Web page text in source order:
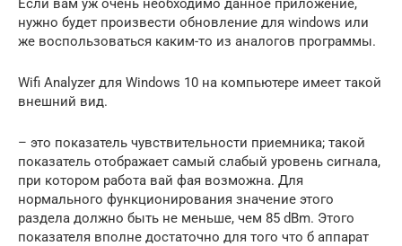
нужно будет произвести обновление для windows или
же воспользоваться каким-то из аналогов программы.
Wifi Analyzer для Windows 10 на компьютере имеет такой
внешний вид.
– это показатель чувствительности приемника; такой
показатель отображает самый слабый уровень сигнала,
при котором работа вай фая возможна. Для
нормального функционирования значение этого
раздела должно быть не меньше, чем 85 dBm. Этого
показателя вполне достаточно для того что б аппарат